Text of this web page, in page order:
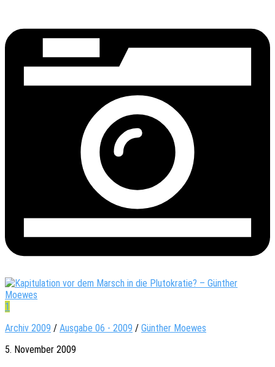
1
Archiv 2009 / Ausgabe 06 - 2009 / Günther Moewes
5. November 2009